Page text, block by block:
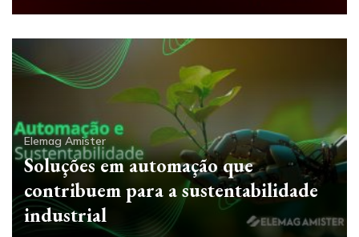
Elemag Amister
Soluções em automação que
contribuem para a sustentabilidade
industrial